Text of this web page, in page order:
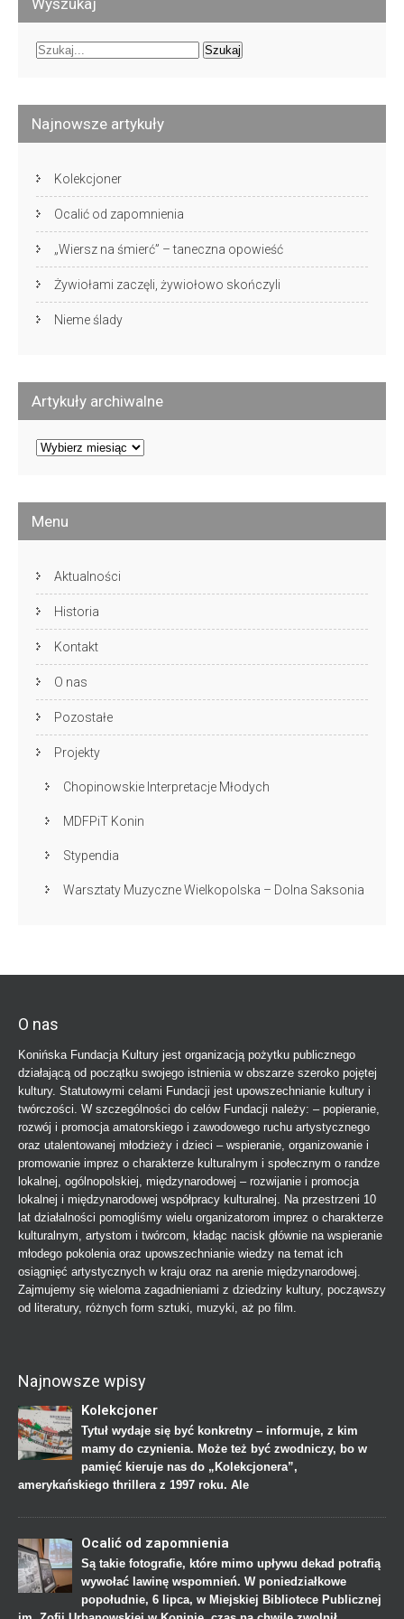
Wyszukaj
Najnowsze artykuły
Kolekcjoner
Ocalić od zapomnienia
„Wiersz na śmierć” – taneczna opowieść
Żywiołami zaczęli, żywiołowo skończyli
Nieme ślady
Artykuły archiwalne
Artykuły
Menu
Aktualności
Historia
Kontakt
O nas
Pozostałe
Projekty
Chopinowskie Interpretacje Młodych
MDFPiT Konin
Stypendia
Warsztaty Muzyczne Wielkopolska – Dolna Saksonia
O nas
Konińska Fundacja Kultury jest organizacją pożytku publicznego
działającą od początku swojego istnienia w obszarze szeroko pojętej
kultury. Statutowymi celami Fundacji jest upowszechnianie kultury i
twórczości. W szczególności do celów Fundacji należy: – popieranie,
rozwój i promocja amatorskiego i zawodowego ruchu artystycznego
oraz utalentowanej młodzieży i dzieci – wspieranie, organizowanie i
promowanie imprez o charakterze kulturalnym i społecznym o randze
lokalnej, ogólnopolskiej, międzynarodowej – rozwijanie i promocja
lokalnej i międzynarodowej współpracy kulturalnej. Na przestrzeni 10
lat działalności pomogliśmy wielu organizatorom imprez o charakterze
kulturalnym, artystom i twórcom, kładąc nacisk głównie na wspieranie
młodego pokolenia oraz upowszechnianie wiedzy na temat ich
osiągnięć artystycznych w kraju oraz na arenie międzynarodowej.
Zajmujemy się wieloma zagadnieniami z dziedziny kultury, począwszy
od literatury, różnych form sztuki, muzyki, aż po film.
Najnowsze wpisy
Kolekcjoner
Tytuł wydaje się być konkretny – informuje, z kim
mamy do czynienia. Może też być zwodniczy, bo w
pamięć kieruje nas do „Kolekcjonera”,
amerykańskiego thrillera z 1997 roku. Ale
Ocalić od zapomnienia
Są takie fotografie, które mimo upływu dekad potrafią
wywołać lawinę wspomnień. W poniedziałkowe
popołudnie, 6 lipca, w Miejskiej Bibliotece Publicznej